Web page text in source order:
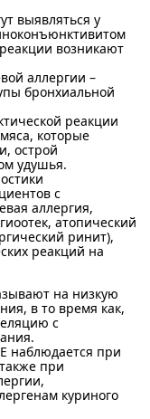
выявляться у
возникают
аллергии –
бронхиальной
реакции
которые
острой
удушья.
с
аллергия,
атопический
ринит),
реакций на
на низкую
в то время как,
с
наблюдается при
при
куриного